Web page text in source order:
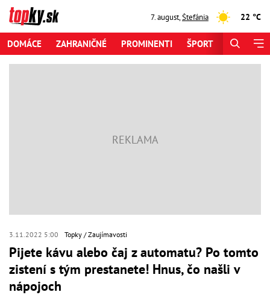
7. august,Štefánia 22 °C
DOMÁCE ZAHRANIČNÉ PROMINENTI ŠPORT
3.11.2022 5:00 Topky Zaujímavosti
Pijete kávu alebo čaj z automatu? Po tomto
zistení s tým prestanete! Hnus, čo našli v
nápojoch